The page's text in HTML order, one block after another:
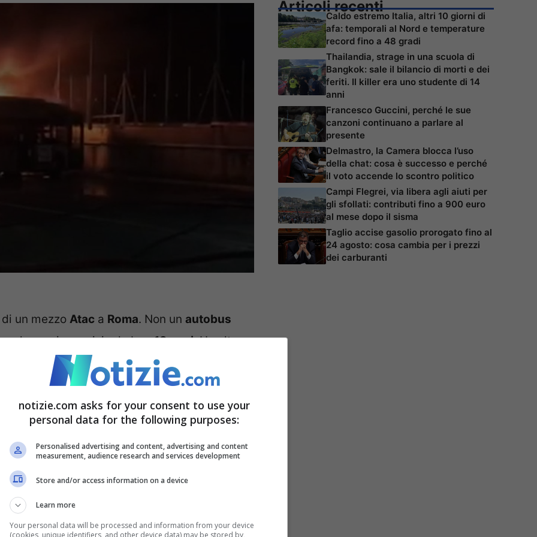
un mezzo Atac a Roma. Non un autobus
che era in servizio da ben18 anni. Un altro
nel cuore della notte di giovedì 1
c’era solamente il conducente del
è riuscito a mettersi in salvo e a chiamare i
tempo per spegnere le
Monti di Pietralata. Ad un certo punto si è
il verso giusto. Tanto è vero che il motore
di incendio dal vano motore.
Articoli recenti
Caldo estremo Italia, altri 10 giorni di
afa: temporali al Nord e temperature
record fino a 48 gradi
Thailandia, strage in una scuola di
Bangkok: sale il bilancio di morti e dei
feriti. Il killer era uno studente di 14
anni
Francesco Guccini, perché le sue
canzoni continuano a parlare al
presente
Delmastro, la Camera blocca l’uso
della chat: cosa è successo e perché
il voto accende lo scontro politico
Campi Flegrei, via libera agli aiuti per
gli sfollati: contributi fino a 900 euro
al mese dopo il sisma
Taglio accise gasolio prorogato fino al
24 agosto: cosa cambia per i prezzi
dei carburanti
notizie.com asks for your consent to use your
personal data for the following purposes:
Personalised advertising and content, advertising and content
measurement, audience research and services development
Store and/or access information on a device
Learn more
Your personal data will be processed and information from your device
(cookies, unique identifiers, and other device data) may be stored by,